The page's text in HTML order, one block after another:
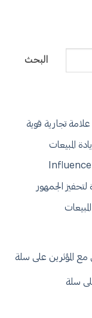
البحث
المؤثرين على سلة
سلة